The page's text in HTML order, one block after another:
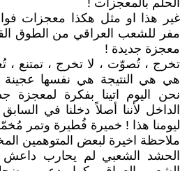
الحلم بالمعجزات !
غير هذا او مثل هكذا معجزات
مفر للشعب العراقي من الطوق
معجزة جديدة !
تخرج ، تُصوّت ، لا تخرج ، تمتنع ،
هي هي النتيجة هي نفسها
نحن اليوم اتينا بفكرة لمعجزة
الداخل لأننا أصلاً دخلنا في
ليومنا هذا ! خميرة فُطيرة وتمر
ملاحظة اخيرة لبعض المتوهمين
الحشد الشعبي لم يحارب